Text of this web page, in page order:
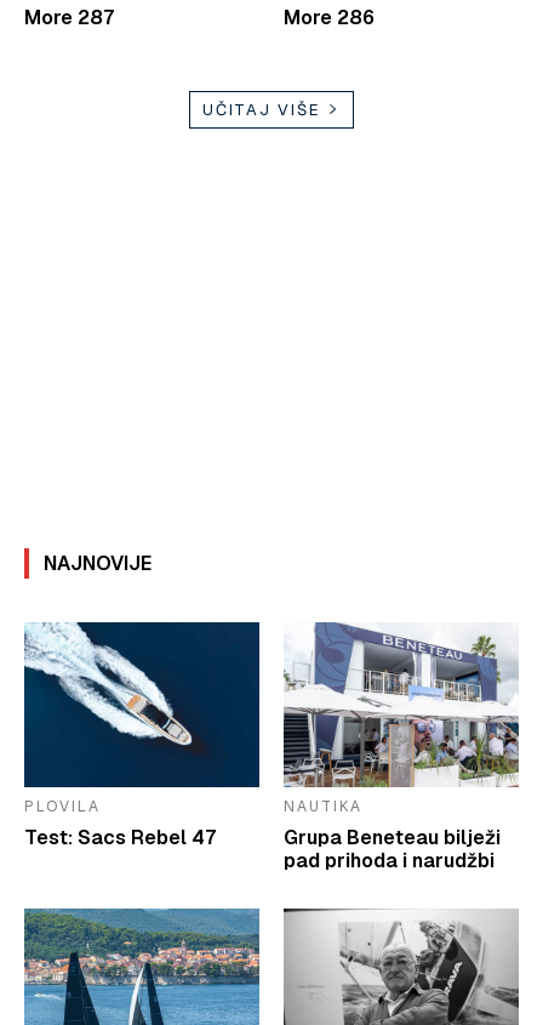
More 287 More 286
UČITAJ VIŠE
NAJNOVIJE
PLOVILA
Test: Sacs Rebel 47
NAUTIKA
Grupa Beneteau bilježi
pad prihoda i narudžbi